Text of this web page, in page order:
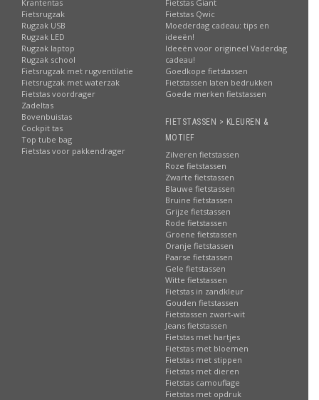
Krantentas
Fietsrugzak
Rugzak USB
Rugzak LED
Rugzak laptop
Rugzak school
Fietsrugzak met rugventilatie
Fietsrugzak met waterzak
Fietstas voordrager
Zadeltas
Bovenbuistas
Cockpit tas
Top tube bag
Fietstas voor pakkendrager
Fietstas Giant
Fietstas Qwic
Moederdag cadeau: tips en
ideeën!
Ideeën voor origineel Vaderdag
cadeau!
Goedkope fietstassen
Fietstassen laten bedrukken
Goede merken fietstassen
FIETSTASSEN > KLEUREN &
MOTIEF
Zilveren fietstassen
Roze fietstassen
Zwarte fietstassen
Blauwe fietstassen
Bruine fietstassen
Grijze fietstassen
Rode fietstassen
Groene fietstassen
Oranje fietstassen
Paarse fietstassen
Gele fietstassen
Witte fietstassen
Fietstas in zandkleur
Gouden fietstassen
Fietstassen zwart-wit
Jeans fietstassen
Fietstas met hartjes
Fietstas met bloemen
Fietstas met stippen
Fietstas met dieren
Fietstas camouflage
Fietstas met opdruk